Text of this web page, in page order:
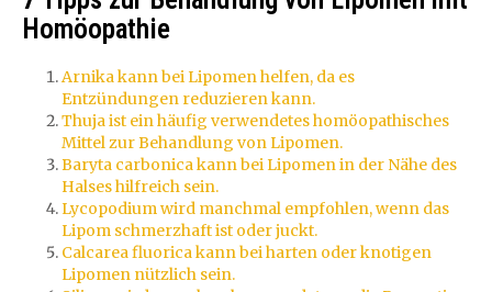
Homöopathie
Arnika kann bei Lipomen helfen, da es
Entzündungen reduzieren kann.
Thuja ist ein häufig verwendetes homöopathisches
Mittel zur Behandlung von Lipomen.
Baryta carbonica kann bei Lipomen in der Nähe des
Halses hilfreich sein.
Lycopodium wird manchmal empfohlen, wenn das
Lipom schmerzhaft ist oder juckt.
Calcarea fluorica kann bei harten oder knotigen
Lipomen nützlich sein.